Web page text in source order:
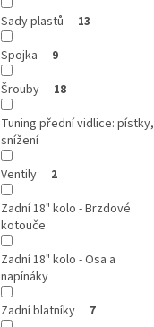
Sady plastů 13
Spojka 9
Šrouby 18
Tuning přední vidlice: pístky,
snížení
Ventily 2
Zadní 18" kolo - Brzdové
kotouče
Zadní 18" kolo - Osa a
napínáky
Zadní blatníky 7